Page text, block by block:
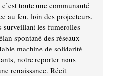
toute une communauté
au feu, loin des projecteurs.
surveillant les fumerolles
spontané des réseaux
machine de solidarité
notre reporter nous
renaissance. Récit